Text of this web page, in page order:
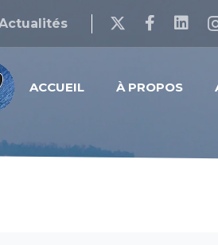
ACCUEIL À PROPOS